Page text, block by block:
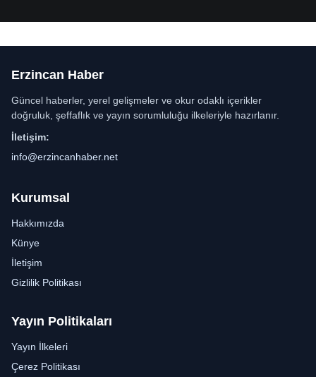
Erzincan Haber
Güncel haberler, yerel gelişmeler ve okur odaklı içerikler
doğruluk, şeffaflık ve yayın sorumluluğu ilkeleriyle hazırlanır.
İletişim:
info@erzincanhaber.net
Kurumsal
Hakkımızda
Künye
İletişim
Gizlilik Politikası
Yayın Politikaları
Yayın İlkeleri
Çerez Politikası